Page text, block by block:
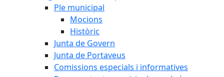
Ple municipal
Mocions
Històric
Junta de Govern
Junta de Portaveus
Comissions especials i informatives